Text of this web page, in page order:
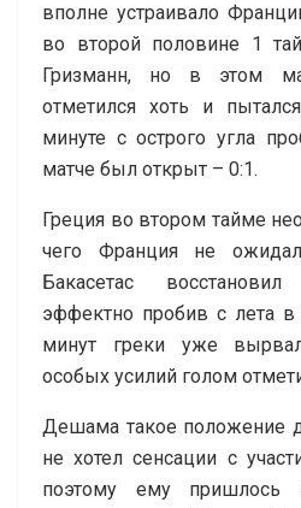
вполне устраивало
во второй половине 1
Гризманн, но в этом
отметился хоть и
минуте с острого угла
матче был открыт – 0:1.
Греция во втором тайме
чего Франция не
Бакасетас
эффектно пробив с лета в
минут греки уже
особых усилий голом
Дешама такое положение
не хотел сенсации с
поэтому ему пришлось